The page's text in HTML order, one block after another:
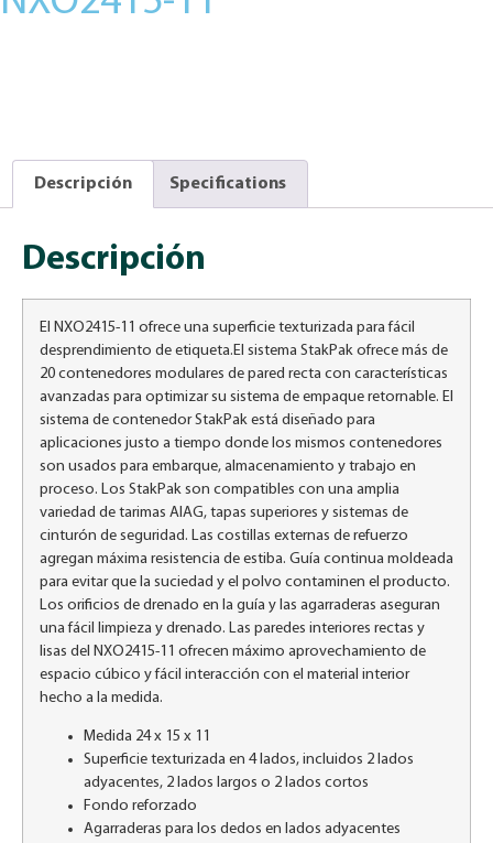
Descripción Specifications
Descripción
El NXO2415-11 ofrece una superficie texturizada para fácil
desprendimiento de etiqueta.El sistema StakPak ofrece más de
20 contenedores modulares de pared recta con características
avanzadas para optimizar su sistema de empaque retornable. El
sistema de contenedor StakPak está diseñado para
aplicaciones justo a tiempo donde los mismos contenedores
son usados para embarque, almacenamiento y trabajo en
proceso. Los StakPak son compatibles con una amplia
variedad de tarimas AIAG, tapas superiores y sistemas de
cinturón de seguridad. Las costillas externas de refuerzo
agregan máxima resistencia de estiba. Guía continua moldeada
para evitar que la suciedad y el polvo contaminen el producto.
Los orificios de drenado en la guía y las agarraderas aseguran
una fácil limpieza y drenado. Las paredes interiores rectas y
lisas del NXO2415-11 ofrecen máximo aprovechamiento de
espacio cúbico y fácil interacción con el material interior
hecho a la medida.
Medida 24 x 15 x 11
Superficie texturizada en 4 lados, incluidos 2 lados
adyacentes, 2 lados largos o 2 lados cortos
Fondo reforzado
Agarraderas para los dedos en lados adyacentes